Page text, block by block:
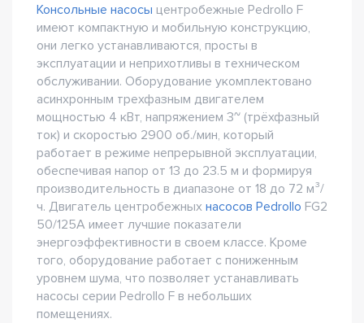
Консольные насосы центробежные Pedrollo F
имеют компактную и мобильную конструкцию,
они легко устанавливаются, просты в
эксплуатации и неприхотливы в техническом
обслуживании. Оборудование укомплектовано
асинхронным трехфазным двигателем
мощностью 4 кВт, напряжением 3~ (трёхфазный
ток) и скоростью 2900 об./мин, который
работает в режиме непрерывной эксплуатации,
обеспечивая напор от 13 до 23.5 м и формируя
производительность в диапазоне от 18 до 72 м³/
ч. Двигатель центробежных насосов Pedrollo FG2
50/125A имеет лучшие показатели
энергоэффективности в своем классе. Кроме
того, оборудование работает с пониженным
уровнем шума, что позволяет устанавливать
насосы серии Pedrollo F в небольших
помещениях.